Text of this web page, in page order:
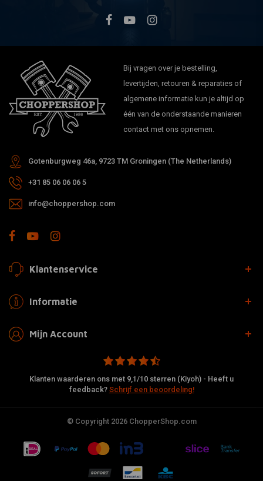
Plexifairing 3 Windscherm voor
Helder
Bij vragen over je bestelling,
levertijden, retouren & reparaties of
algemene informatie kun je altijd op
één van de onderstaande manieren
contact met ons opnemen.
Gotenburgweg 46a, 9723 TM Groningen (The Netherlands)
+31 85 06 06 06 5
info@choppershop.com
Klantenservice
Informatie
Mijn Account
Klanten waarderen ons met 9,1/10 sterren (Kiyoh) - Heeft u
feedback? Schrijf een beoordeling!
© Copyright 2026 ChopperShop.com